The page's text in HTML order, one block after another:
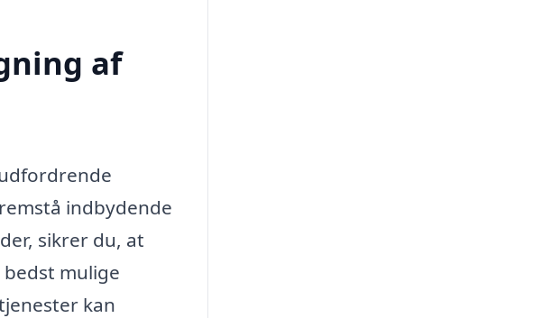
af
indbydende
sikrer du, at
mulige
kan